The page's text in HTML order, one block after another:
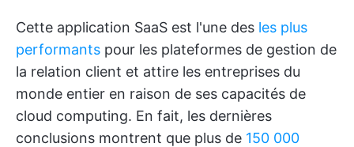
Cette application SaaS est l'une des les plus
performants pour les plateformes de gestion de
la relation client et attire les entreprises du
monde entier en raison de ses capacités de
cloud computing. En fait, les dernières
conclusions montrent que plus de 150 000